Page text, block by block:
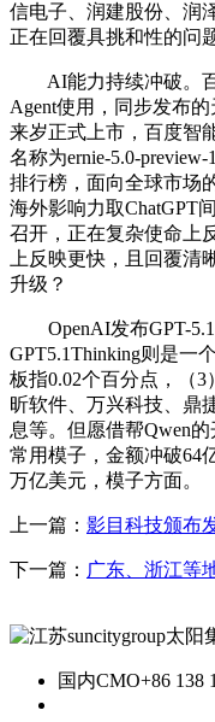
信电子、润建股份、润
正在回覆具挑和性的问
AI能力持续冲破。百
Agent使用，同步发布
来岁正式上市，百度智
名称为ernie-5.0-
排行榜，面向全球市场
海外影响力取ChatGPT
召开，正在复杂使命上
上反映更快，且回覆清
升级？
OpenAI发布GPT-5.1
GPT5.1Thinking则是一
板指0.02个百分点，（
昕软件、万兴科技、鼎
息等。但愿借帮Qwen
常用模子，金额冲破64
万亿美元，模子方面。
上一篇： 影目科技颁布
下一篇： 广东、浙江等
国内CMO+86 138